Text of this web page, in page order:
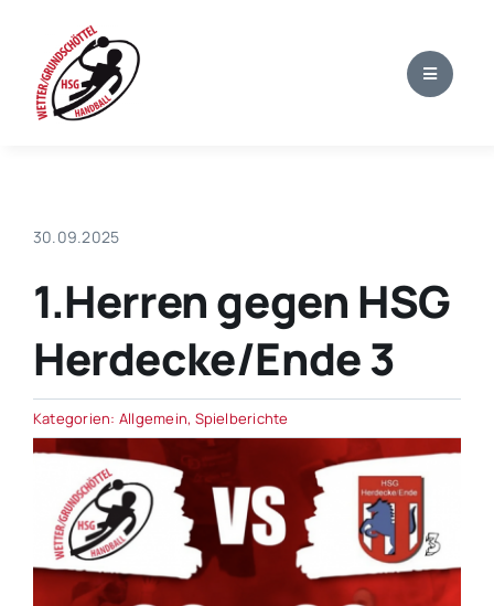
springen
30.09.2025
1.Herren gegen HSG
Herdecke/Ende 3
Kategorien: Allgemein, Spielberichte